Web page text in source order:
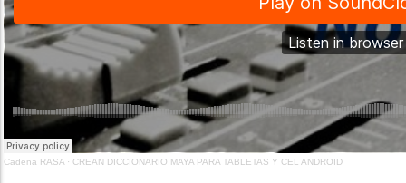
Cadena RASA · CREAN DICCIONARIO MAYA PARA TABLETAS Y CEL ANDROID